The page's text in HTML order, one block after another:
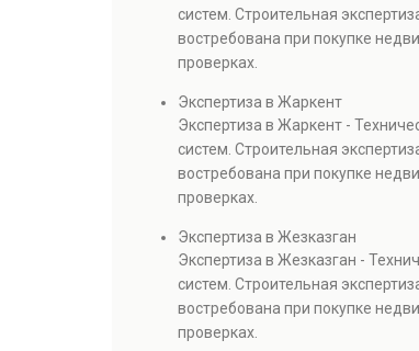
систем. Строительная
востребована при покупке
проверках.
Экспертиза в Жаркент
Экспертиза в Жаркент -
систем. Строительная
востребована при покупке
проверках.
Экспертиза в Жезказган
Экспертиза в Жезказган -
систем. Строительная
востребована при покупке
проверках.